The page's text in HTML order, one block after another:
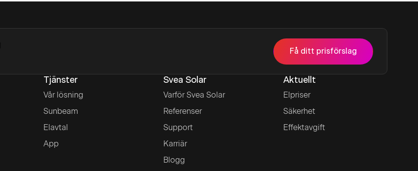
Få ditt prisförslag
Tjänster
Vår lösning
Sunbeam
Elavtal
App
Svea Solar
Varför Svea Solar
Referenser
Support
Karriär
Blogg
Aktuellt
Elpriser
Säkerhet
Effektavgift